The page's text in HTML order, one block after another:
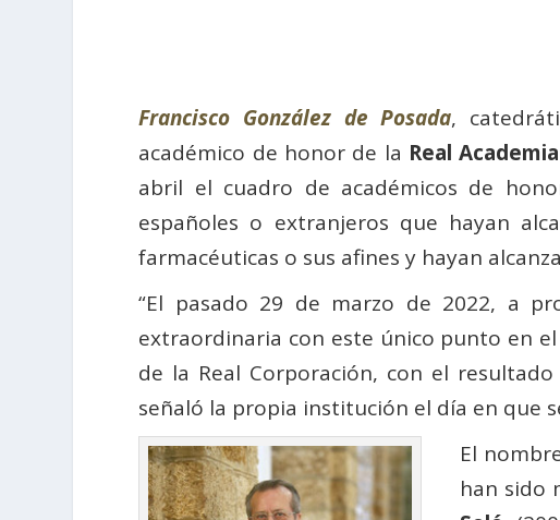
Francisco González de Posada,
académico de honor de la Real
abril el cuadro de académicos de
españoles o extranjeros que hayan
farmacéuticas o sus afines y hayan
“El pasado 29 de marzo de 2022, a
extraordinaria con este único punto en
de la Real Corporación, con el
señaló la propia institución el día en que
El
han sido